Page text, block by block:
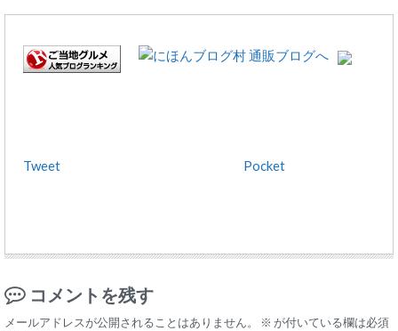
Tweet Pocket
コメントを残す
メールアドレスが公開されることはありません。 ※ が付いている欄は必須